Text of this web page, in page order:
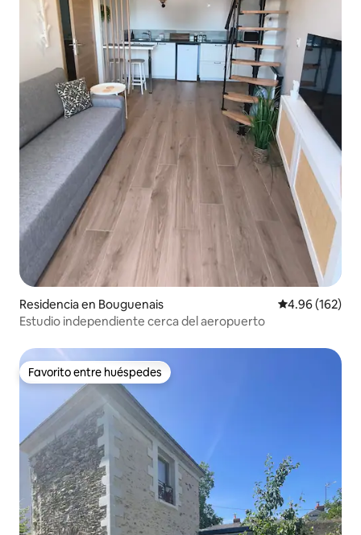
Residencia en Bouguenais Calificación
4.96 (162)
Estudio independiente cerca del aeropuerto
Favorito entre huéspedes
Favorito entre huéspedes